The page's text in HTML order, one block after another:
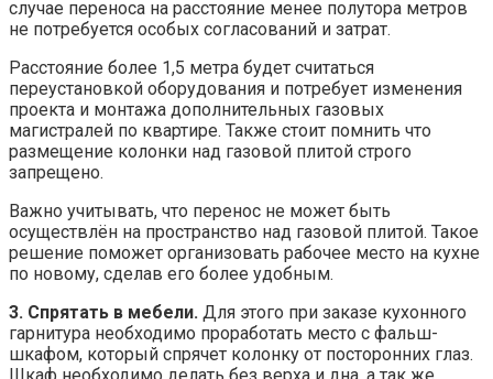
случае переноса на расстояние менее полутора метров
не потребуется особых согласований и затрат.
Расстояние более 1,5 метра будет считаться
переустановкой оборудования и потребует изменения
проекта и монтажа дополнительных газовых
магистралей по квартире. Также стоит помнить что
размещение колонки над газовой плитой строго
запрещено.
Важно учитывать, что перенос не может быть
осуществлён на пространство над газовой плитой. Такое
решение поможет организовать рабочее место на кухне
по новому, сделав его более удобным.
3. Спрятать в мебели. Для этого при заказе кухонного
гарнитура необходимо проработать место с фальш-
шкафом, который спрячет колонку от посторонних глаз.